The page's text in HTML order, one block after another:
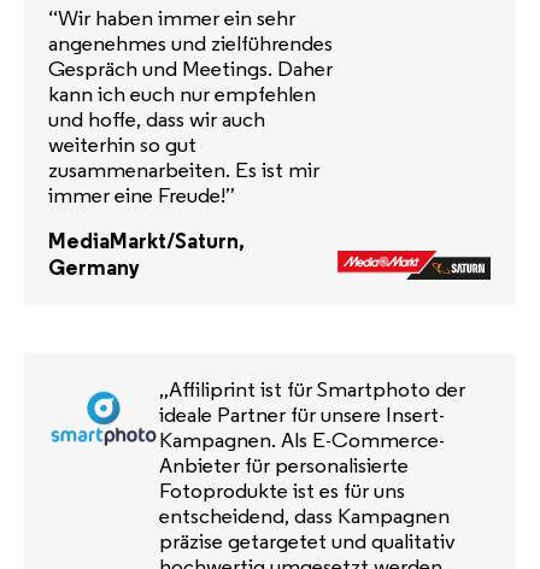
“Wir haben immer ein sehr
angenehmes und zielführendes
Gespräch und Meetings. Daher
kann ich euch nur empfehlen
und hoffe, dass wir auch
weiterhin so gut
zusammenarbeiten. Es ist mir
immer eine Freude!”
MediaMarkt/Saturn,
Germany
„Affiliprint ist für Smartphoto der
ideale Partner für unsere Insert-
Kampagnen. Als E-Commerce-
Anbieter für personalisierte
Fotoprodukte ist es für uns
entscheidend, dass Kampagnen
präzise getargetet und qualitativ